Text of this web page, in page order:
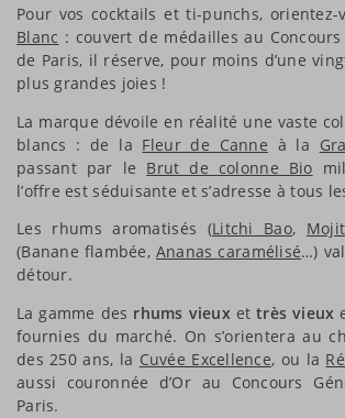
Pour vos cocktails et ti-punchs, orientez-
Blanc : couvert de médailles au
de Paris, il réserve, pour moins d’une
plus grandes joies !
La marque dévoile en réalité une vaste
blancs : de la Fleur de Canne à la
passant par le Brut de colonne Bio
l’offre est séduisante et s’adresse à tous
Les rhums aromatisés (Litchi Bao,
(Banane flambée, Ananas caramélisé…)
détour.
La gamme des rhums vieuxettrès vieux
fournies du marché. On s’orientera au
des 250 ans, la Cuvée Excellence, ou la
aussi couronnée d’Or au Concours
Paris.